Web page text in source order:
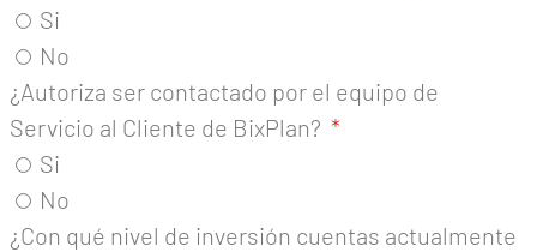
Si
No
¿Autoriza ser contactado por el equipo de
Servicio al Cliente de BixPlan?
Si
No
¿Con qué nivel de inversión cuentas actualmente